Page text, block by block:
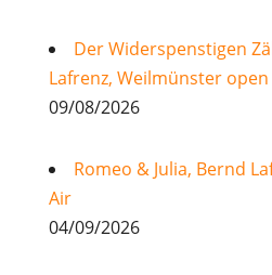
Der Widerspenstigen
Lafrenz, Weilmünster open
09/08/2026
Romeo & Julia, Bernd
Air
04/09/2026